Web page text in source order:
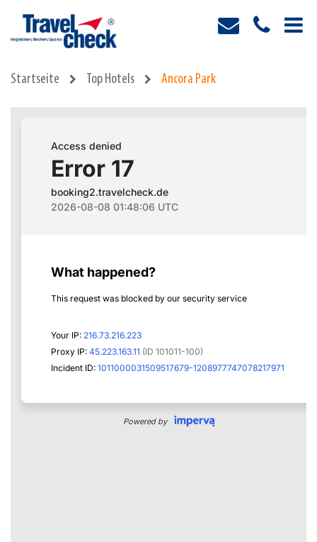
Startseite Top Hotels Ancora Park